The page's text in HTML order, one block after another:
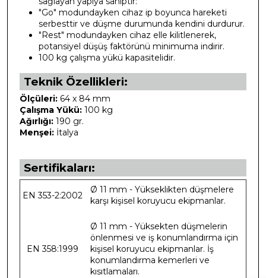
"Go" modundayken cihaz ip boyunca hareketi
serbesttir ve düşme durumunda kendini durdurur.
"Rest" modundayken cihaz elle kilitlenerek,
potansiyel düşüş faktörünü minimuma indirir.
100 kg çalışma yükü kapasitelidir.
Teknik Özellikleri:
Ölçüleri: 64 x 84 mm
Çalışma Yükü: 100 kg
Ağırlığı: 190 gr.
Menşei: İtalya
Sertifikaları:
EN 353-2:2002
Ø 11 mm - Yükseklikten düşmelere
karşı kişisel koruyucu ekipmanlar.
EN 358:1999
Ø 11 mm - Yüksekten düşmelerin
önlenmesi ve iş konumlandırma için
kişisel koruyucu ekipmanlar. İş
konumlandırma kemerleri ve
kısıtlamaları.